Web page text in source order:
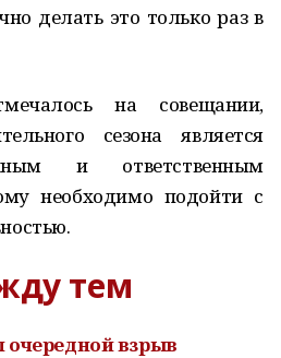
делать это только раз в
на совещании,
сезона является
и ответственным
необходимо подойти с
тем
очередной взрыв